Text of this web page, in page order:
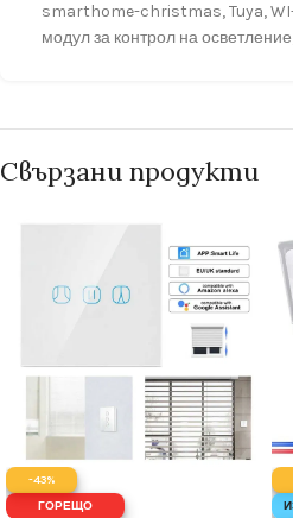
smarthome-christmas,Tuya,
модул за контрол на осветление
Свързани продукти
-43%
ГОРЕЩО